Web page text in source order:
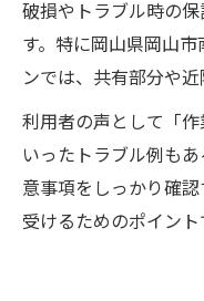
破損やトラブル時の
す。特に岡山県岡山
ンでは、共有部分や近
利用者の声として「
いったトラブル例も
意事項をしっかり確
受けるためのポイント